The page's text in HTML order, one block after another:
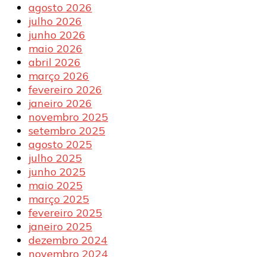
agosto 2026
julho 2026
junho 2026
maio 2026
abril 2026
março 2026
fevereiro 2026
janeiro 2026
novembro 2025
setembro 2025
agosto 2025
julho 2025
junho 2025
maio 2025
março 2025
fevereiro 2025
janeiro 2025
dezembro 2024
novembro 2024